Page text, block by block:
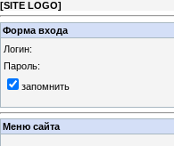
[SITE LOGO]
Форма входа
Логин:
Пароль:
запомнить
Меню сайта